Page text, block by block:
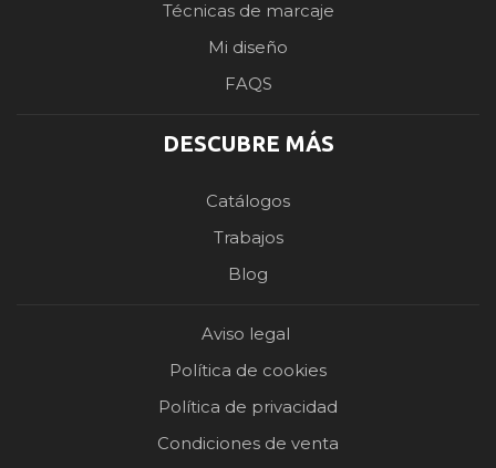
Técnicas de marcaje
Mi diseño
FAQS
DESCUBRE MÁS
Catálogos
Trabajos
Blog
Aviso legal
Política de cookies
Política de privacidad
Condiciones de venta